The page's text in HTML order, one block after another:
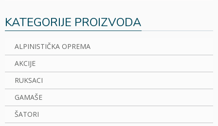
KATEGORIJE PROIZVODA
ALPINISTIČKA OPREMA
AKCIJE
RUKSACI
GAMAŠE
ŠATORI